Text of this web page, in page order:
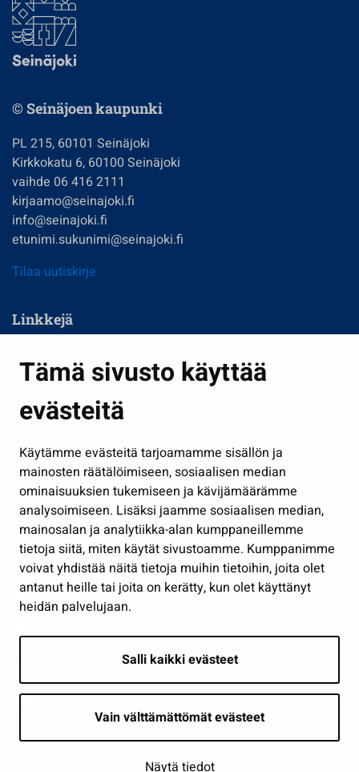
Tämä sivusto käyttää
evästeitä
Käytämme evästeitä tarjoamamme sisällön ja
mainosten räätälöimiseen, sosiaalisen median
ominaisuuksien tukemiseen ja kävijämäärämme
analysoimiseen. Lisäksi jaamme sosiaalisen median,
mainosalan ja analytiikka-alan kumppaneillemme
tietoja siitä, miten käytät sivustoamme. Kumppanimme
voivat yhdistää näitä tietoja muihin tietoihin, joita olet
antanut heille tai joita on kerätty, kun olet käyttänyt
heidän palvelujaan.
Salli kaikki evästeet
Vain välttämättömät evästeet
Näytä tiedot
© Seinäjoen kaupunki
PL 215, 60101 Seinäjoki
Kirkkokatu 6, 60100 Seinäjoki
vaihde 06 416 2111
kirjaamo@seinajoki.fi
info@seinajoki.fi
etunimi.sukunimi@seinajoki.fi
Tilaa uutiskirje
Linkkejä
Kasvatus ja opetus
Kulttuuri ja liikunta
Työ ja yrittäminen
Osallistu ja asioi
Näytä omat evästeasetukseni
Seuraa meitä